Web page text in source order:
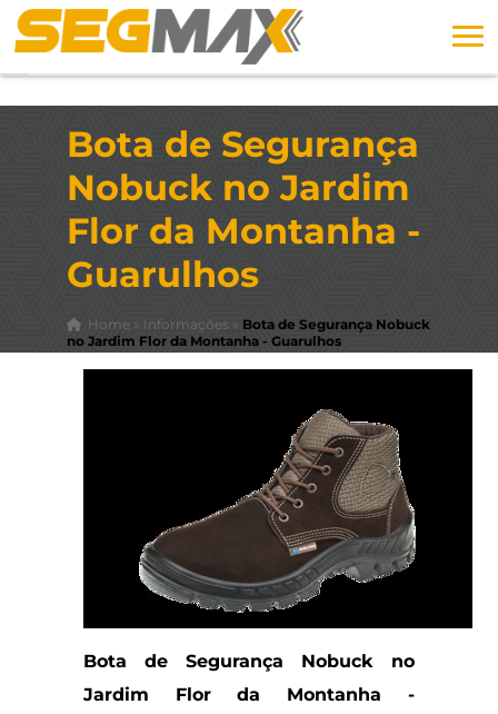
Bota de Segurança
Nobuck no Jardim
Flor da Montanha -
Guarulhos
Home» Informações » Bota de Segurança Nobuck
no Jardim Flor da Montanha - Guarulhos
Bota de Segurança Nobuck no
Jardim Flor da Montanha -